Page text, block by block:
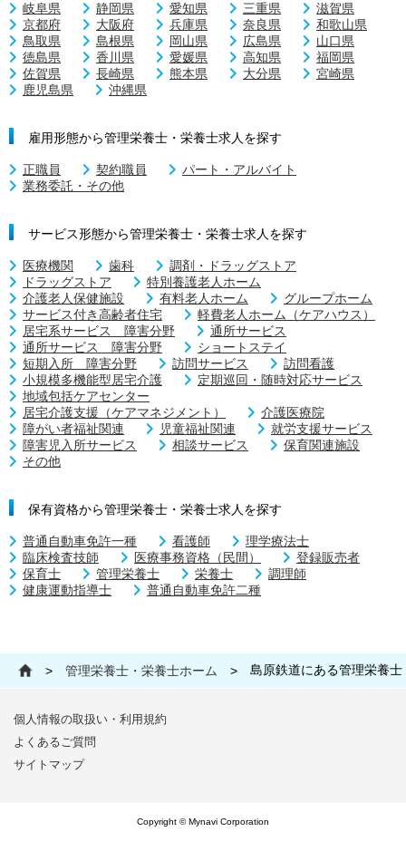
岐阜県
静岡県 愛知県 三重県
滋賀県
京都府
大阪府 兵庫県 奈良県
和歌山県
鳥取県
島根県 岡山県 広島県
山口県
徳島県
香川県 愛媛県 高知県
福岡県
佐賀県
長崎県 熊本県 大分県
宮崎県
鹿児島県
沖縄県
雇用形態から管理栄養士・栄養士求人を探す
正職員 契約職員
パート・アルバイト
業務委託・その他
サービス形態から管理栄養士・栄養士求人を探す
医療機関 歯科
調剤・ドラッグストア
ドラッグストア
特別養護老人ホーム
介護老人保健施設
有料老人ホーム
グループホーム
サービス付き高齢者住宅
軽費老人ホーム（ケアハウス）
居宅系サービス 障害分野
通所サービス
通所サービス 障害分野
ショートステイ
短期入所 障害分野
訪問サービス
訪問看護
小規模多機能型居宅介護
定期巡回・随時対応サービス
地域包括ケアセンター
居宅介護支援（ケアマネジメント）
介護医療院
障がい者福祉関連
児童福祉関連
就労支援サービス
障害児入所サービス
相談サービス
保育関連施設
その他
保有資格から管理栄養士・栄養士求人を探す
普通自動車免許一種 看護師
理学療法士
臨床検査技師
医療事務資格（民間）
登録販売者
保育士
管理栄養士 栄養士
調理師
健康運動指導士
普通自動車免許二種
> 管理栄養士・栄養士ホーム > 島原鉄道にある管理栄養
個人情報の取扱い・利用規約
よくあるご質問
サイトマップ
Copyright © Mynavi Corporation